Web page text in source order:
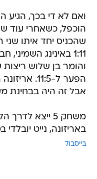
ואם לא די בכך, הגיע
הוכפל, כשאחרי עוד
1:11 באינינג
והומר בן שלוש ריצות
הפער ל-
אבל זה היה בבחינת
משחק 5 ייצא
באריזונה, נייט
בייסבול